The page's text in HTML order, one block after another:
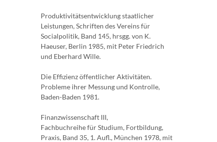
Produktivitätsentwicklung staatlicher
Leistungen, Schriften des Vereins für
Socialpolitik, Band 145, hrsgg. von K.
Haeuser, Berlin 1985, mit Peter Friedrich
und Eberhard Wille.
Die Effizienz öffentlicher Aktivitäten.
Probleme ihrer Messung und Kontrolle,
Baden-Baden 1981.
Finanzwissenschaft III,
Fachbuchreihe für Studium, Fortbildung,
Praxis, Band 35, 1. Aufl., München 1978, mit